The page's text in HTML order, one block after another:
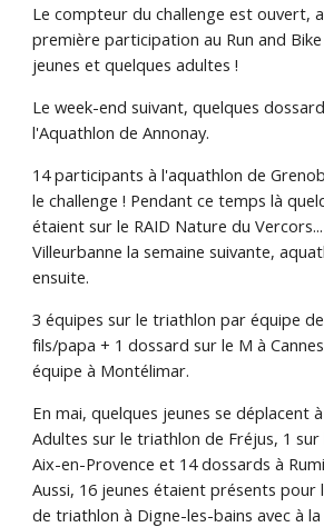
Le compteur du challenge est ouvert,
première participation au Run and
jeunes et quelques adultes!
Le week-end suivant, quelques
l'Aquathlon de Annonay.
14 participants à l'aquathlon de
le challenge ! Pendant ce temps là
étaient sur le RAID Nature du
Villeurbanne la semaine suivante,
ensuite.
3 équipes sur le triathlon par équipe
fils/papa + 1 dossard sur le M à
équipe à Montélimar.
En mai, quelques jeunes se déplacent
Adultes sur le triathlon de Fréjus, 1 sur
Aix-en-Provence et 14 dossards à
Aussi, 16 jeunes étaient présents pour
de triathlon à Digne-les-bains avec à